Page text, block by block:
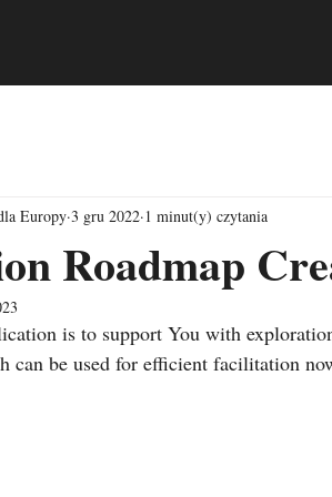
Roadmap
Europy 3 gru 2022 1 minut(y) czytania
is to support You with
can be used for efficient facilitation